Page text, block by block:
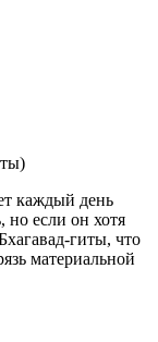
каждый день
но если он хотя
гиты, что
материальной